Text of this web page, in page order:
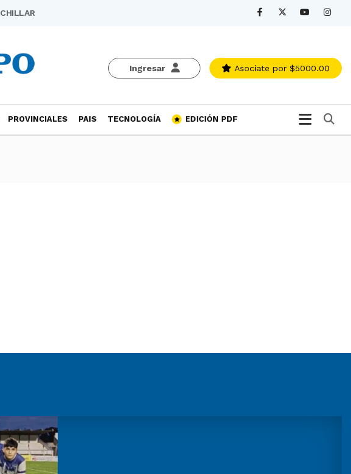
CHILLAR
Ingresar Asociate por $5000.00
PROVINCIALES PAIS TECNOLOGÍA EDICIÓN PDF